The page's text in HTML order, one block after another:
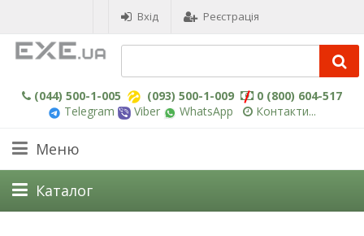
Вхід Реєстрація
(044) 500-1-005 (093) 500-1-009
0 (800) 604-517
Telegram
Viber WhatsApp Контакти...
Меню
Каталог